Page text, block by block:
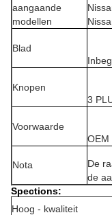
aangaande
modellen
Blad
Knopen
3
Voorwaarde
OEM
Nota
De
de
Spections:
Hoog - kwaliteit